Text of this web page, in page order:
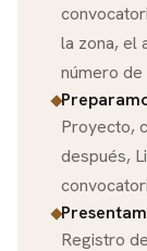
la zona, el
número de
Proyecto,
después,
Registro